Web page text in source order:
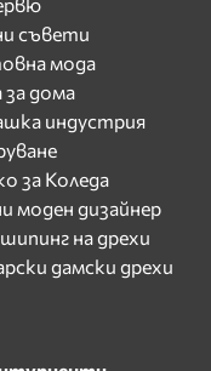
съвети
мода
дома
индустрия
за Коледа
моден дизайнер
на дрехи
дамски дрехи